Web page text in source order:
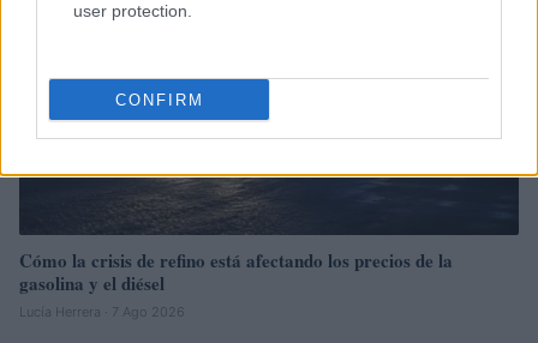
user protection.
CONFIRM
Cómo la crisis de refino está afectando los precios de la
gasolina y el diésel
Lucía Herrera · 7 Ago 2026